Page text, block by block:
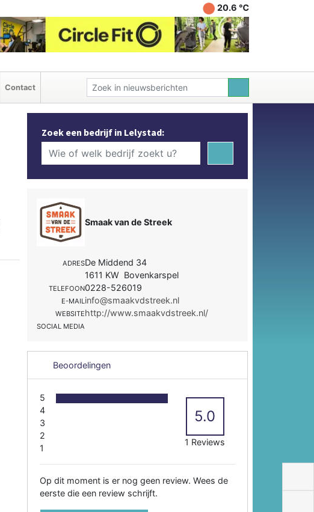
20.6 ℃
Contact
Zoek een bedrijf in Lelystad:
Smaak van de Streek
ADRESDe Middend 34
1611 KW Bovenkarspel
TELEFOON0228-526019
E-MAILinfo@smaakvdstreek.nl
WEBSITEhttp://www.smaakvdstreek.nl/
SOCIAL MEDIA
Beoordelingen
5
4
3
2
1
5.0
1 Reviews
Op dit moment is er nog geen review. Wees de
eerste die een review schrijft.